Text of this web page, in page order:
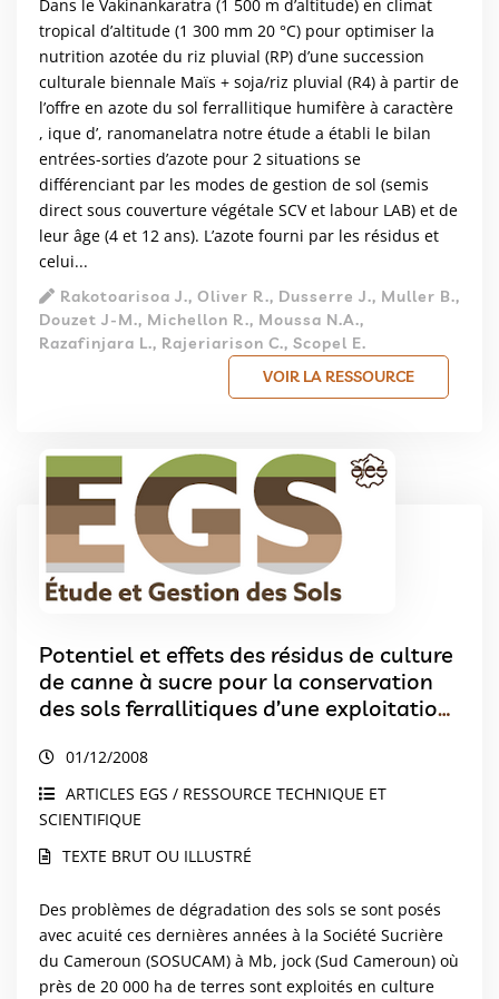
Dans le Vakinankaratra (1 500 m d’altitude) en climat
tropical d’altitude (1 300 mm 20 °C) pour optimiser la
nutrition azotée du riz pluvial (RP) d’une succession
culturale biennale Maïs + soja/riz pluvial (R4) à partir de
l’offre en azote du sol ferrallitique humifère à caractère
, ique d’, ranomanelatra notre étude a établi le bilan
entrées-sorties d’azote pour 2 situations se
différenciant par les modes de gestion de sol (semis
direct sous couverture végétale SCV et labour LAB) et de
leur âge (4 et 12 ans). L’azote fourni par les résidus et
celui...
Rakotoarisoa J., Oliver R., Dusserre J., Muller B.,
Douzet J-M., Michellon R., Moussa N.A.,
Razafinjara L., Rajeriarison C., Scopel E.
VOIR LA RESSOURCE
Potentiel et effets des résidus de culture
de canne à sucre pour la conservation
des sols ferrallitiques d’une exploitation
Cameroun)
01/12/2008
ARTICLES EGS / RESSOURCE TECHNIQUE ET
SCIENTIFIQUE
TEXTE BRUT OU ILLUSTRÉ
Des problèmes de dégradation des sols se sont posés
avec acuité ces dernières années à la Société Sucrière
du Cameroun (SOSUCAM) à Mb, jock (Sud Cameroun) où
près de 20 000 ha de terres sont exploités en culture